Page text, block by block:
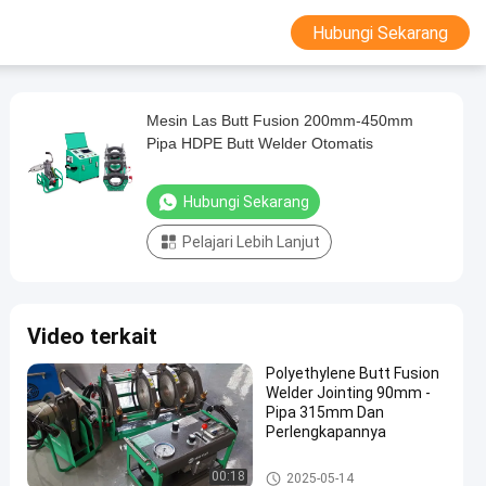
Hubungi Sekarang
Mesin Las Butt Fusion 200mm-450mm
Pipa HDPE Butt Welder Otomatis
Hubungi Sekarang
Pelajari Lebih Lanjut
Video terkait
00:18
Polyethylene Butt Fusion
Welder Jointing 90mm -
Pipa 315mm Dan
Perlengkapannya
Mesin Las Butt Fusion Pipa H
2025-05-14